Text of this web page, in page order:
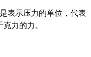
表示压力的单位，代表
力的力。